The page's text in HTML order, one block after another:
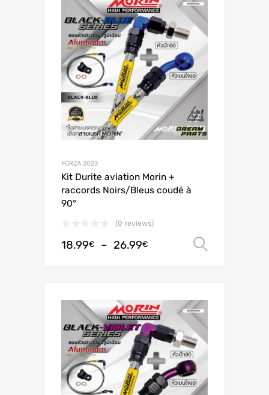
FORZA 2023
Kit Durite aviation Morin +
raccords Noirs/Bleus coudé à
90°
(0 reviews)
18.99€ – 26.99€